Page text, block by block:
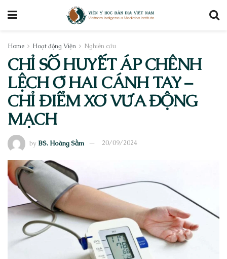
Home Hoạt động Viện Nghiên cứu
CHỈ SỐ HUYẾT ÁP CHÊNH
LỆCH Ở HAI CÁNH TAY –
CHỈ ĐIỂM XƠ VỮA ĐỘNG
MẠCH
by BS. Hoàng Sầm 20/09/2024